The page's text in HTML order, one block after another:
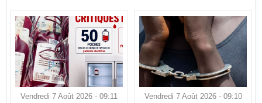
Vendredi 7 Août 2026 - 09:11 Vendredi 7 Août 2026 - 09:10